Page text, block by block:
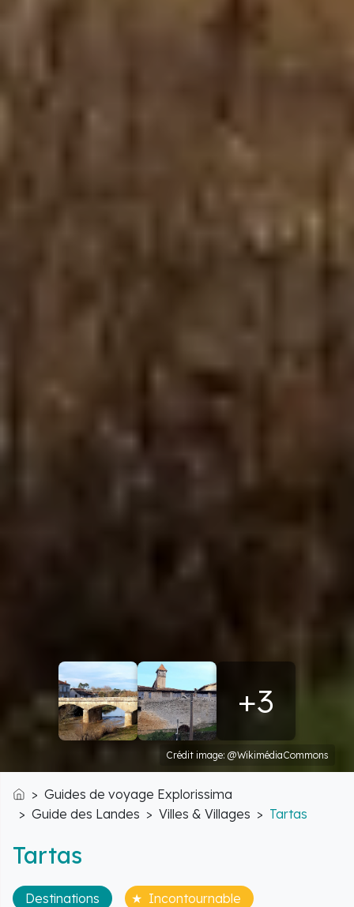
+3
Crédit image: @WikimédiaCommons
Accueil
Guides de voyage Explorissima
Guide des Landes
Villes & Villages Tartas
Tartas
Destinations Incontournable